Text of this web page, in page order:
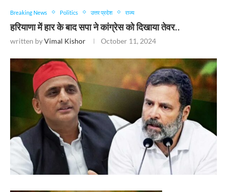
Breaking News Politics उत्तर प्रदेश राज्य
हरियाणा में हार के बाद सपा ने कांग्रेस को दिखाया तेवर..
written byVimal Kishor October 11, 2024